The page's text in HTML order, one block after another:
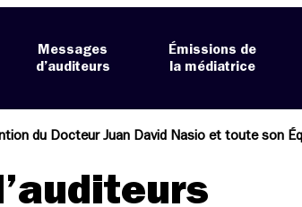
Messages
d’auditeurs
Émissions de
la médiatrice
du Docteur Juan David Nasio et toute son